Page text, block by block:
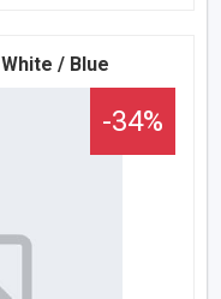
/ Blue
-34%